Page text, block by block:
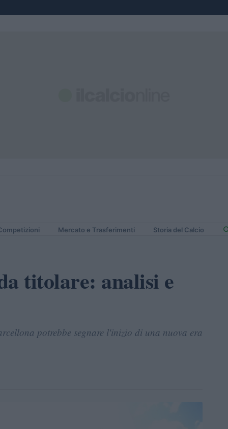
Mercato e Trasferimenti Storia del Calcio
titolare: analisi e
potrebbe segnare l'inizio di una nuova era